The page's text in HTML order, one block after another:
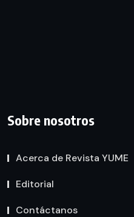
Sobre nosotros
Acerca de Revista YUME
Editorial
Contáctanos